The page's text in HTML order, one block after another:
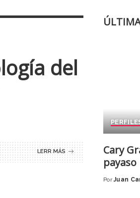
del
LERR MÁS
Cary
payaso
Por Juan